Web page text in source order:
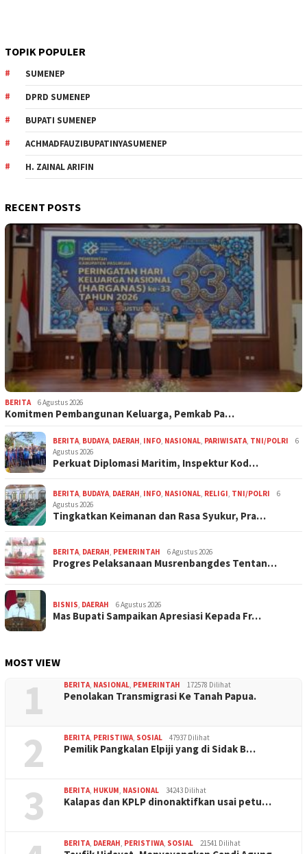
TOPIK POPULER
SUMENEP
DPRD SUMENEP
BUPATI SUMENEP
ACHMADFAUZIBUPATINYASUMENEP
H. ZAINAL ARIFIN
RECENT POSTS
BERITA 6 Agustus 2026
Komitmen Pembangunan Keluarga, Pemkab Pa…
BERITA BUDAYA DAERAH INFO NASIONAL PARIWISATA TNI/POLRI
6
Agustus 2026
Perkuat Diplomasi Maritim, Inspektur Kod…
BERITA BUDAYA DAERAH INFO NASIONAL RELIGI TNI/POLRI
6
Agustus 2026
Tingkatkan Keimanan dan Rasa Syukur, Pra…
BERITA DAERAH PEMERINTAH 6 Agustus 2026
Progres Pelaksanaan Musrenbangdes Tentan…
BISNIS DAERAH 6 Agustus 2026
Mas Bupati Sampaikan Apresiasi Kepada Fr…
MOST VIEW
1 BERITA NASIONAL PEMERINTAH 172578 Dilihat
Penolakan Transmigrasi Ke Tanah Papua.
2 BERITA PERISTIWA SOSIAL 47937 Dilihat
Pemilik Pangkalan Elpiji yang di Sidak B…
3 BERITA HUKUM NASIONAL 34243 Dilihat
Kalapas dan KPLP dinonaktifkan usai petu…
BERITA DAERAH PERISTIWA SOSIAL 21541 Dilihat